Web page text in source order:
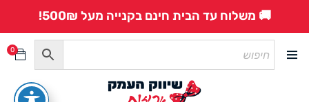
🚚 משלוח עד הבית חינם בקנייה מעל 500₪!
0